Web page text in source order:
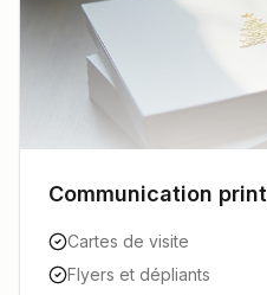
Communication print
Cartes de visite
Flyers et dépliants